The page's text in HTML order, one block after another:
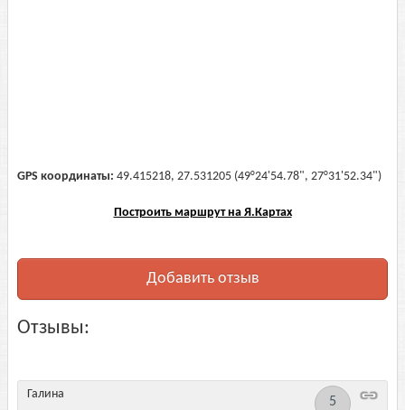
GPS координаты: 49.415218, 27.531205 (49°24'54.78", 27°31'52.34")
Построить маршрут на Я.Картах
Добавить отзыв
Отзывы:
Галина
5